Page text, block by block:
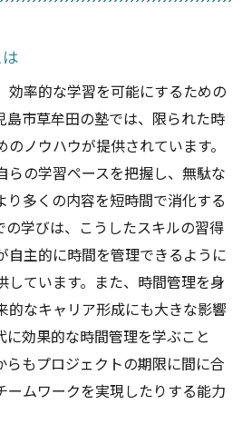
効率的な学習を可能にするための
島市草牟田の塾では、限られた時
ノウハウが提供されています。
らの学習ペースを把握し、無駄な
り多くの内容を短時間で消化する
の学びは、こうしたスキルの習得
自主的に時間を管理できるように
しています。また、時間管理を身
的なキャリア形成にも大きな影響
に効果的な時間管理を学ぶこと
らもプロジェクトの期限に間に合
ームワークを実現したりする能力